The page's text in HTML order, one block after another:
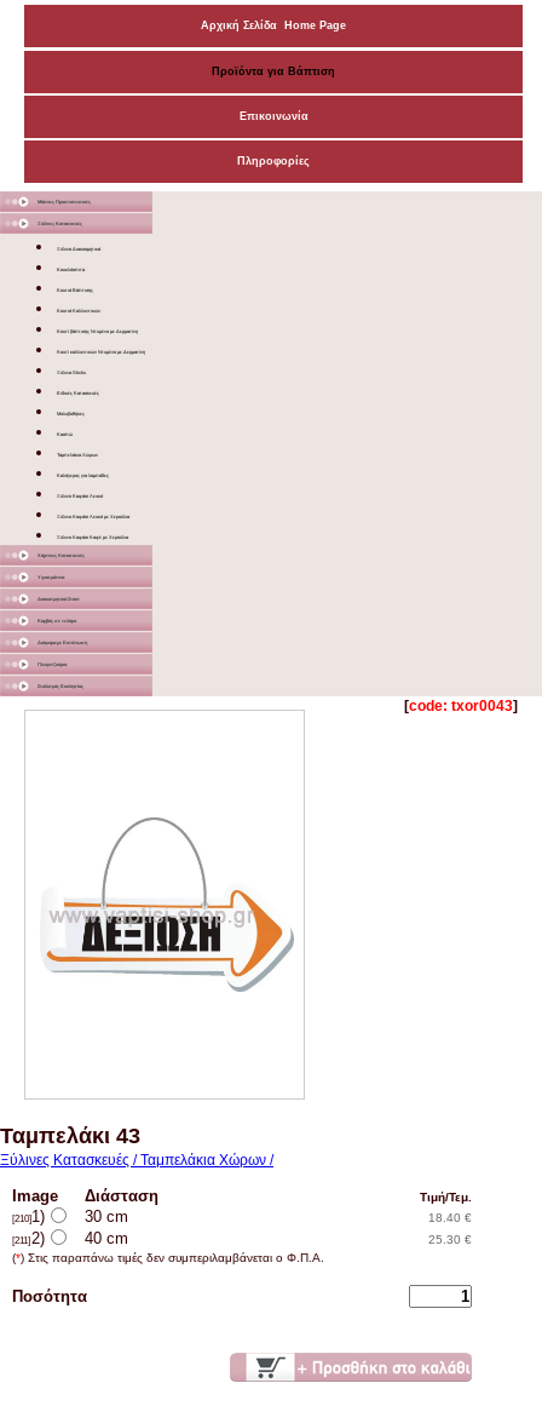
Αρχική Σελίδα Home Page
Προϊόντα για Βάπτιση
Επικοινωνία
Πληροφορίες
Μάσκες Προστατευτικές
Ξύλινες Κατασκευές
Ξύλινα Διακοσμητικά
Κουκλόσπιτα
Κουτιά Βάπτισης
Κουτιά Καλλυντικών
Κουτί βάπτισης Ντυμένο με Δερματίνη
Κουτί καλλυντικών Ντυμένο με Δερματίνη
Ξύλινα Sticks
Ειδικές Κατασκευές
Μολυβοθήκες
Κασπώ
Ταμπελάκια Χώρων
Καλόγερος για λαμπάδες
Ξύλινο Καφάσι Λευκό
Ξύλινο Καφάσι Λευκό με Χερούλια
Ξύλινο Καφάσι Καφέ με Χερούλια
Χάρτινες Κατασκευές
Υφασμάτινα
Διακοσμητικά Σταντ
Καμβάς σε τελάρο
Διάφορα με Εκτύπωση
Γλειφιτζούρια
Στολισμός Εκκλησίας
[code: txor0043]
Ταμπελάκι 43
Ξύλινες Κατασκευές / Ταμπελάκια Χώρων /
Image Διάσταση Τιμή/Τεμ.
[210] 1) 30 cm 18.40 €
[211] 2) 40 cm
25.30 €
(*) Στις παραπάνω τιμές δεν συμπεριλαμβάνεται ο Φ.Π.Α.
Ποσότητα